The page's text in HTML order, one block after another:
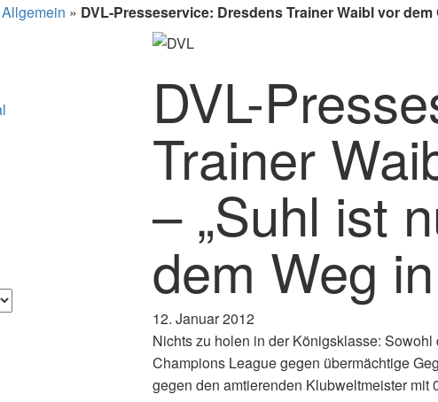
Allgemein » DVL-Presseservice: Dresdens Trainer Waibl vor
DVL-
Trainer
– „Suhl ist
dem Weg
12. Januar 2012
Nichts zu holen in der Königsklasse:
Champions League gegen übermächtige
gegen den amtierenden Klubweltmeister mit